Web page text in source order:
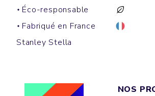
Éco-responsable
Fabriqué en France
Stanley Stella
NOS